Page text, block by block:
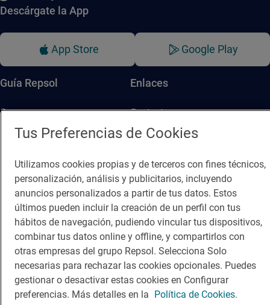
Descárgate la App
App Store Google Play
Guía Repsol
Comer
Viajar
Enlaces
Contacto
Sala de prensa
Política de privacidad Política de cookies Nota legal
Condiciones del servicio
© Repsol S.A. 2000 - 2026
Tus Preferencias de Cookies
Utilizamos cookies propias y de terceros con fines técnicos,
personalización, análisis y publicitarios, incluyendo
anuncios personalizados a partir de tus datos. Estos
últimos pueden incluir la creación de un perfil con tus
hábitos de navegación, pudiendo vincular tus dispositivos,
combinar tus datos online y offline, y compartirlos con
otras empresas del grupo Repsol. Selecciona Solo
necesarias para rechazar las cookies opcionales. Puedes
gestionar o desactivar estas cookies en Configurar
preferencias. Más detalles en la Política de Cookies.